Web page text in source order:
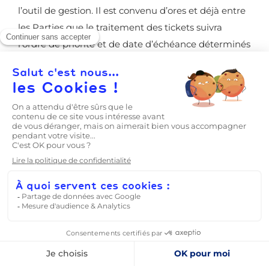
l’outil de gestion. Il est convenu d’ores et déjà entre
les Parties que le traitement des tickets suivra
l’ordre de priorité et de date d’échéance déterminés
La Société s’engage à résoudre les tickets ainsi
notifiés dans les meilleurs délais et dans le cadre
d’une obligation de moyens, sachant que toute
Anomalie rendant impossible l’utilisation d’un
Equipement devra entraîner la mobilisation active
du service Support.
Selon le type de formule souscrite par le Client, les